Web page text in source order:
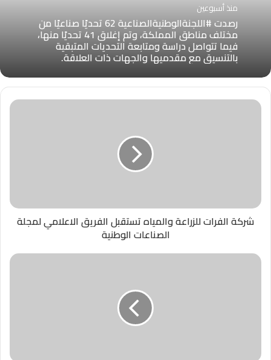
منذ أسبوعين
رصدت #اللجنةالوطنيةالصناعية 62 تحديًا صناعيًا من
مختلف مناطق المملكة، وتم إغلاق 41 تحديًا منها،
فيما تتواصل دراسة ومتابعة التحديات المتبقية
بالتنسيق مع مقدميها والجهات ذات العلاقة.
شركة الفرات للزراعة والمياه تستقبل الفريق الاعلامي لمجلة
الصناعات الوطنية